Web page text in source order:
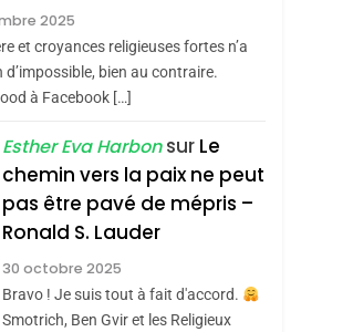
Meurtrière Selon Le
Rapport D’ADL
Contre
L’antisémitisme
FRANCE ISRAÉL
FIÈRE, DIGNE ET
RÉSILIENTE :
POURQUOI JE
REVENDIQUE MA
JUDAÏTE Par Thérèse
Zrihen-Dvir
ISRAÉL JUDAISME
CE QUI NOUS
MANQUE – Jacques
Hadida
JUDAISME
2025
et croyances religieuses fortes n’a
d’impossible, bien au contraire.
à Facebook […]
Esther Eva Harbonsur Le
chemin vers la paix ne peut
pas être pavé de mépris –
Ronald S. Lauder
30 octobre 2025
Bravo ! Je suis tout à fait d'accord.
Smotrich, Ben Gvir et les Religieux